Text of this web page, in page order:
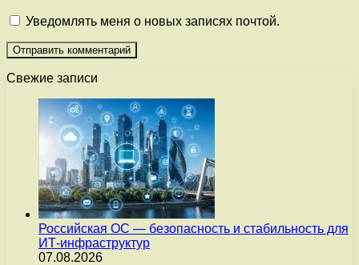
Уведомлять меня о новых записях почтой.
Свежие записи
Российская ОС — безопасность и стабильность для
ИТ-инфраструктур
07.08.2026